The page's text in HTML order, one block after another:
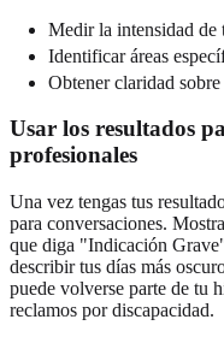
Medir la intensidad de
Identificar áreas
Obtener claridad
Usar los resultados
profesionales
Una vez tengas tus
para conversaciones.
que diga "Indicación
describir tus días más
puede volverse parte de tu
reclamos por discapacidad.